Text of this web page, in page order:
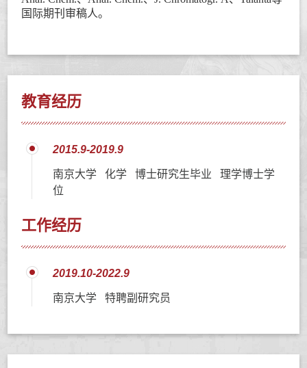
国际期刊审稿人。
教育经历
2015.9-2019.9
南京大学 化学 博士研究生毕业 理学博士学
位
工作经历
2019.10-2022.9
南京大学 特聘副研究员